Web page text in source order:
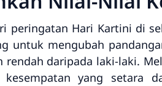
peringatan Hari Kartini di
untuk mengubah
rendah daripada laki-laki.
yang setara